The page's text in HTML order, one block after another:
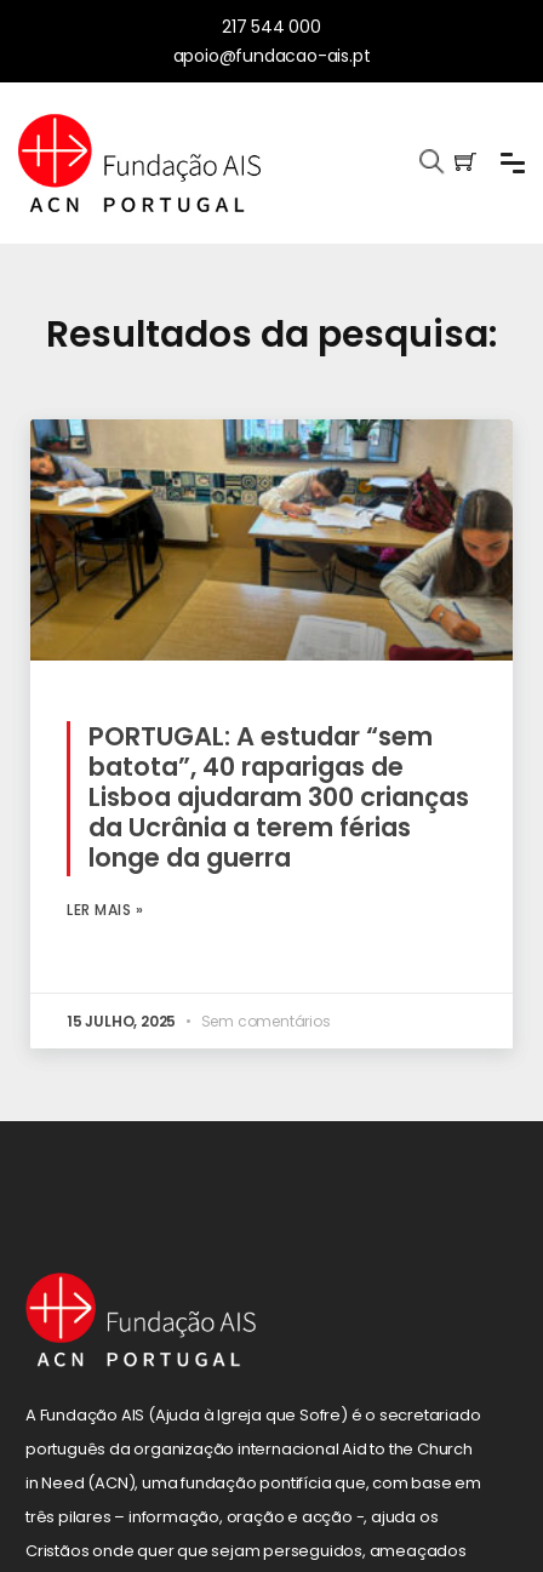
217 544 000
apoio@fundacao-ais.pt
Resultados da pesquisa:
PORTUGAL: A estudar “sem
batota”, 40 raparigas de
Lisboa ajudaram 300 crianças
da Ucrânia a terem férias
longe da guerra
LER MAIS »
15 JULHO, 2025 Sem comentários
A Fundação AIS (Ajuda à Igreja que Sofre) é o secretariado
português da organização internacional Aid to the Church
in Need (ACN), uma fundação pontifícia que, com base em
três pilares – informação, oração e acção -, ajuda os
Cristãos onde quer que sejam perseguidos, ameaçados